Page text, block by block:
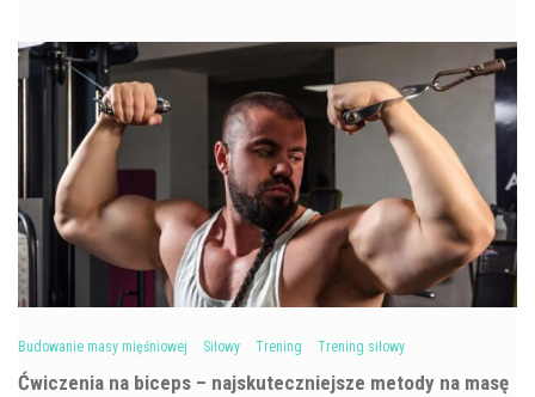
Budowanie masy mięśniowej Siłowy Trening Trening siłowy
Ćwiczenia na biceps – najskuteczniejsze metody na masę